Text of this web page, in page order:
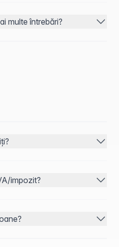
multe întrebări?
impozit?